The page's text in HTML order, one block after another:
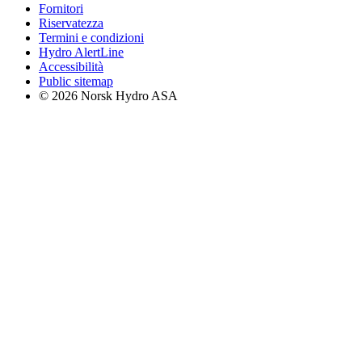
Fornitori
Riservatezza
Termini e condizioni
Hydro AlertLine
Accessibilità
Public sitemap
© 2026 Norsk Hydro ASA